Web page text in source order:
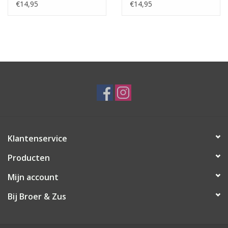
€14,95
€14,95
Klantenservice
Producten
Mijn account
Bij Broer & Zus